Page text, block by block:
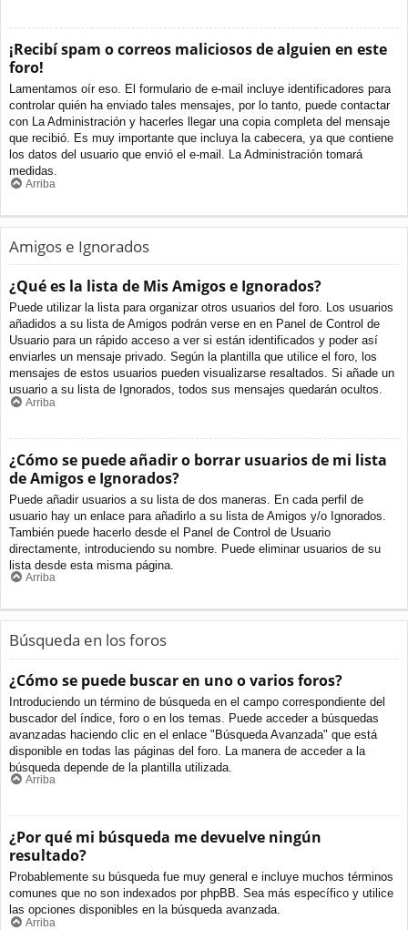
¡Recibí spam o correos maliciosos de alguien en este
foro!
Lamentamos oír eso. El formulario de e-mail incluye identificadores para
controlar quién ha enviado tales mensajes, por lo tanto, puede contactar
con La Administración y hacerles llegar una copia completa del mensaje
que recibió. Es muy importante que incluya la cabecera, ya que contiene
los datos del usuario que envió el e-mail. La Administración tomará
medidas.
Arriba
Amigos e Ignorados
¿Qué es la lista de Mis Amigos e Ignorados?
Puede utilizar la lista para organizar otros usuarios del foro. Los usuarios
añadidos a su lista de Amigos podrán verse en en Panel de Control de
Usuario para un rápido acceso a ver si están identificados y poder así
enviarles un mensaje privado. Según la plantilla que utilice el foro, los
mensajes de estos usuarios pueden visualizarse resaltados. Si añade un
usuario a su lista de Ignorados, todos sus mensajes quedarán ocultos.
Arriba
¿Cómo se puede añadir o borrar usuarios de mi lista
de Amigos e Ignorados?
Puede añadir usuarios a su lista de dos maneras. En cada perfil de
usuario hay un enlace para añadirlo a su lista de Amigos y/o Ignorados.
También puede hacerlo desde el Panel de Control de Usuario
directamente, introduciendo su nombre. Puede eliminar usuarios de su
lista desde esta misma página.
Arriba
Búsqueda en los foros
¿Cómo se puede buscar en uno o varios foros?
Introduciendo un término de búsqueda en el campo correspondiente del
buscador del índice, foro o en los temas. Puede acceder a búsquedas
avanzadas haciendo clic en el enlace "Búsqueda Avanzada" que está
disponible en todas las páginas del foro. La manera de acceder a la
búsqueda depende de la plantilla utilizada.
Arriba
¿Por qué mi búsqueda me devuelve ningún
resultado?
Probablemente su búsqueda fue muy general e incluye muchos términos
comunes que no son indexados por phpBB. Sea más específico y utilice
las opciones disponibles en la búsqueda avanzada.
Arriba